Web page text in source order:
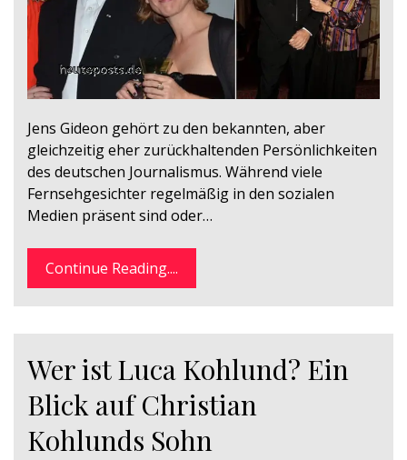
Jens Gideon gehört zu den bekannten, aber
gleichzeitig eher zurückhaltenden Persönlichkeiten
des deutschen Journalismus. Während viele
Fernsehgesichter regelmäßig in den sozialen
Medien präsent sind oder…
Continue Reading....
Wer ist Luca Kohlund? Ein
Blick auf Christian
Kohlunds Sohn